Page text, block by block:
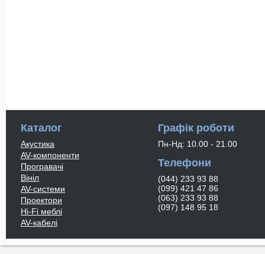
Каталог
Акустика
AV-компоненти
Програвачі
Вініл
AV-системи
Проектори
Hi-Fi меблі
AV-кабелі
Графік роботи
Пн-Нд: 10.00 - 21.00
Телефони
(044) 233 93 88
(099) 421 47 86
(063) 233 93 88
(097) 148 95 18